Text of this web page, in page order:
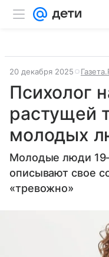
20 декабря 2025
Психолог
растущей
молодых
Молодые люди
описывают свое
«тревожно»